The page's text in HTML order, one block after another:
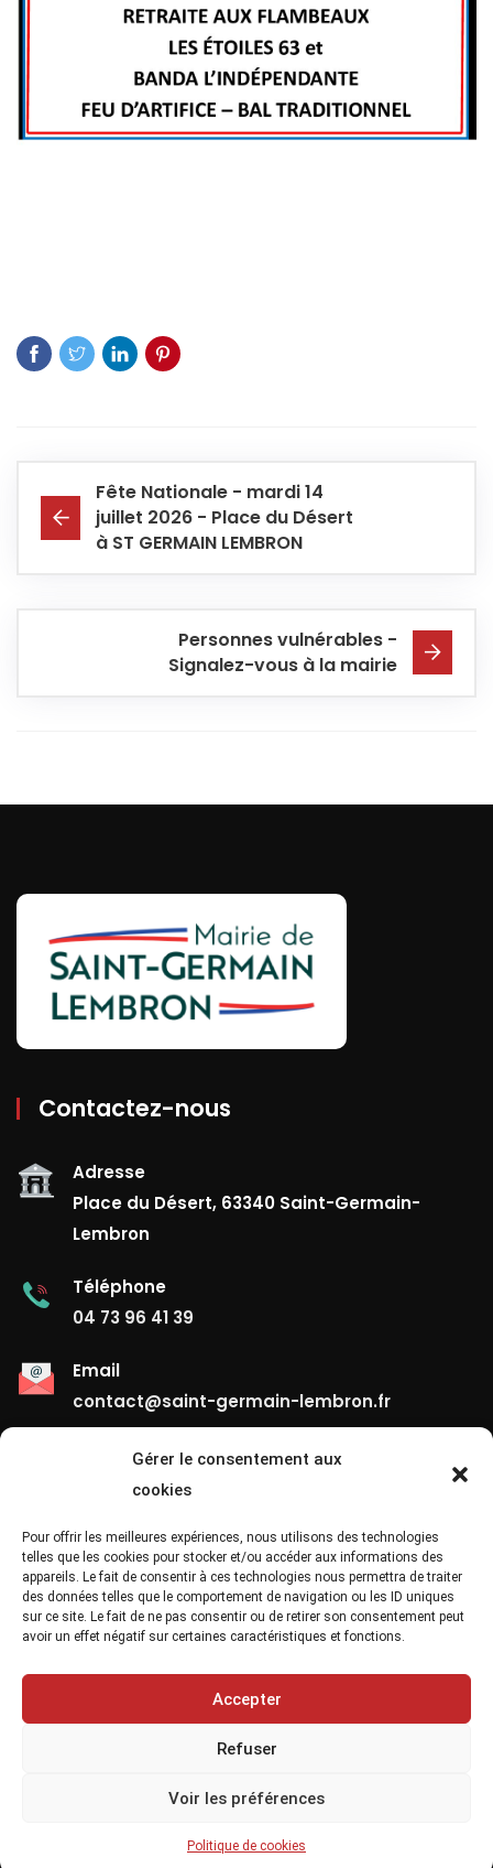
Gérer le consentement aux
cookies
Pour offrir les meilleures expériences, nous utilisons des technologies
telles que les cookies pour stocker et/ou accéder aux informations des
appareils. Le fait de consentir à ces technologies nous permettra de traiter
des données telles que le comportement de navigation ou les ID uniques
sur ce site. Le fait de ne pas consentir ou de retirer son consentement peut
avoir un effet négatif sur certaines caractéristiques et fonctions.
Accepter
Refuser
Voir les préférences
Politique de cookies
Fête Nationale - mardi 14
juillet 2026 - Place du Désert
à ST GERMAIN LEMBRON
Personnes vulnérables -
Signalez-vous à la mairie
Contactez-nous
Adresse
Place du Désert, 63340 Saint-Germain-
Lembron
Téléphone
04 73 96 41 39
Email
contact@saint-germain-lembron.fr
Liens Utiles
Contact
Mentions Légales
Confidentialité
Site Map